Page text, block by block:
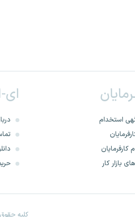
استخدام
کارفرمایان
بازار کار
کلیه